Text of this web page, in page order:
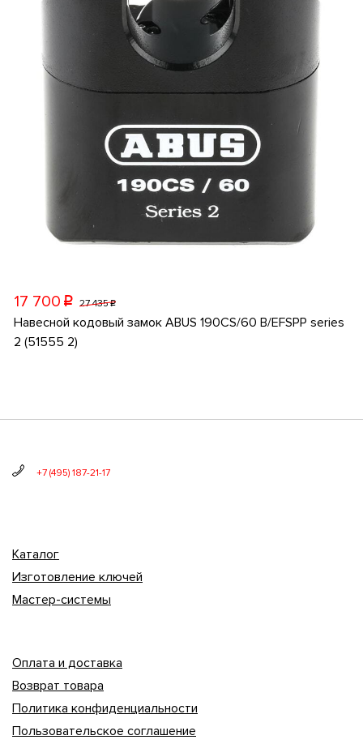
17 700 p 27 435p
Навесной кодовый замок ABUS 190CS/60 B/EFSPP series
2 (51555 2)
+7 (495) 187-21-17
Каталог
Изготовление ключей
Мастер-системы
Оплата и доставка
Возврат товара
Политика конфиденциальности
Пользовательское соглашение